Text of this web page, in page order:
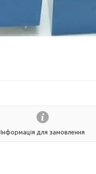
Інформація для замовлення